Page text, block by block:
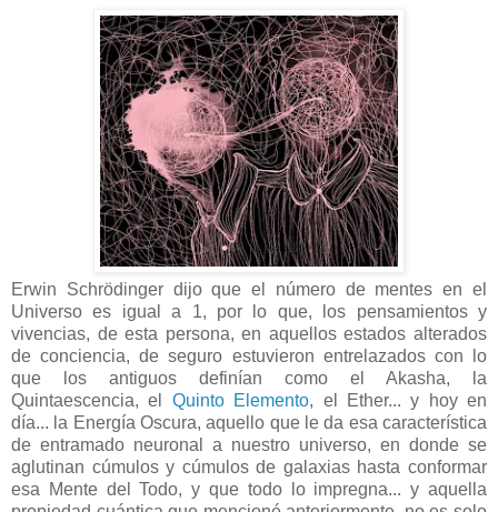
Erwin Schrödinger dijo que el número de mentes en el
Universo es igual a 1, por lo que, los pensamientos y
vivencias, de esta persona, en aquellos estados alterados
de conciencia, de seguro estuvieron entrelazados con lo
que los antiguos definían como el Akasha, la
Quintaescencia, el Quinto Elemento, el Ether... y hoy en
día... la Energía Oscura, aquello que le da esa característica
de entramado neuronal a nuestro universo, en donde se
aglutinan cúmulos y cúmulos de galaxias hasta conformar
esa Mente del Todo, y que todo lo impregna... y aquella